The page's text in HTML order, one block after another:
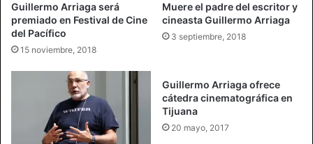
Guillermo Arriaga será
premiado en Festival de Cine
del Pacífico
15 noviembre, 2018
Muere el padre del escritor y
cineasta Guillermo Arriaga
3 septiembre, 2018
Guillermo Arriaga ofrece
cátedra cinematográfica en
Tijuana
20 mayo, 2017